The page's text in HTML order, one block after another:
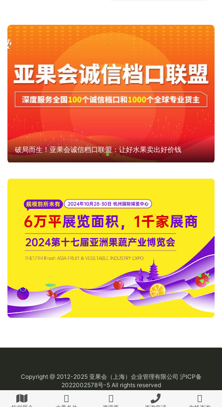
破局而生！亚果会诚信档口联盟：让好水果卖出好价钱
Copyright @ 2012-2025 亚果会（上海）企业管理有限公司 沪ICP备
2022002578号-5All rights reserved